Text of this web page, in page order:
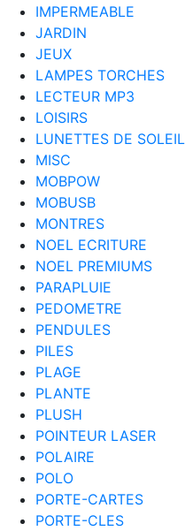
IMPERMEABLE
JARDIN
JEUX
LAMPES TORCHES
LECTEUR MP3
LOISIRS
LUNETTES DE SOLEIL
MISC
MOBPOW
MOBUSB
MONTRES
NOEL ECRITURE
NOEL PREMIUMS
PARAPLUIE
PEDOMETRE
PENDULES
PILES
PLAGE
PLANTE
PLUSH
POINTEUR LASER
POLAIRE
POLO
PORTE-CARTES
PORTE-CLES